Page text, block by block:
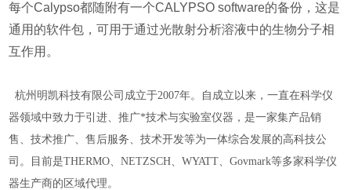
每个Calypso都随附有一个CALYPSO software的备份，这是
通用的软件包，可用于通过光散射分析溶液中的生物分子相
互作用。
杭州明凯科技有限公司成立于2007年。自成立以来，一直在科学仪
器领域中致力于引进、推广*技术与实验室仪器，是一家集产品销
售、技术推广、售后服务、技术开发等为一体综合发展的高科技公
司。目前是THERMO、NETZSCH、WYATT、Govmark等多家科学仪
器生产商的区域代理。